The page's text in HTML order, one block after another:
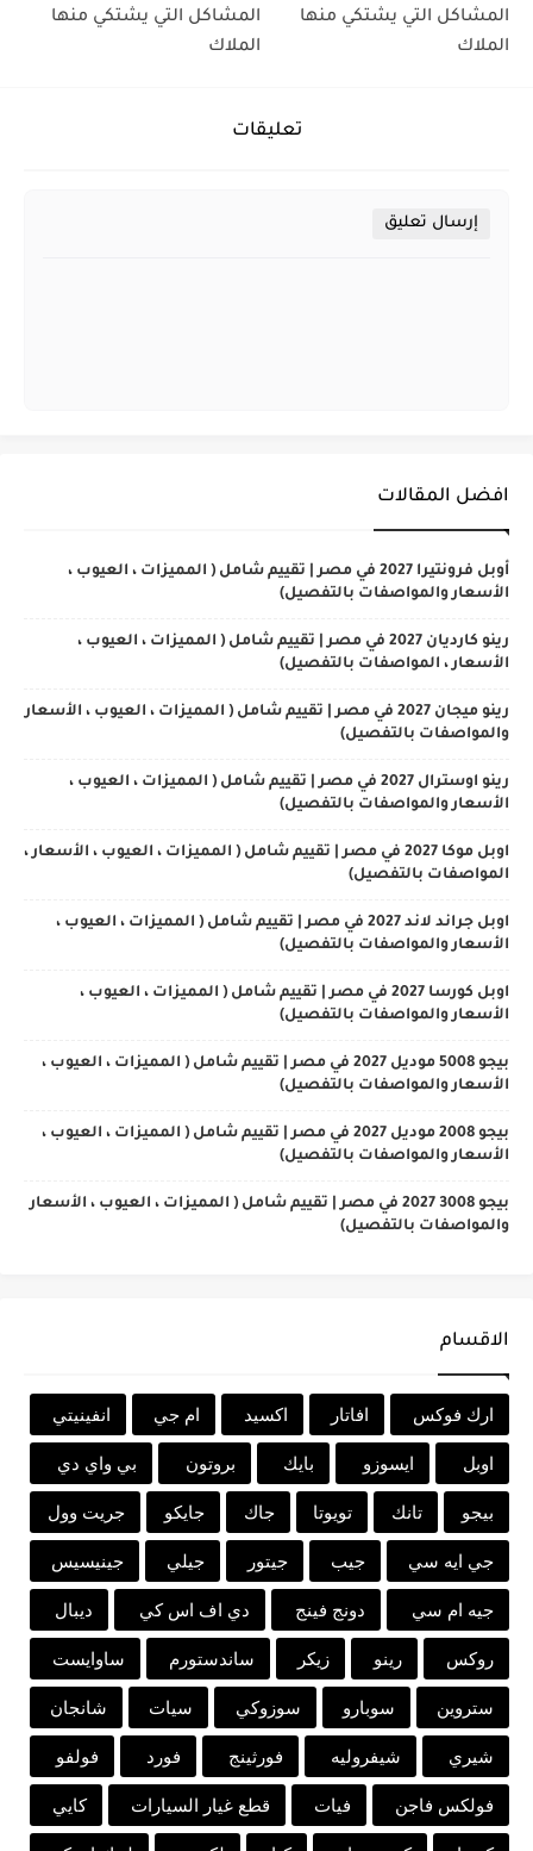
المشاكل التي يشتكي منها
الملاك
المشاكل التي يشتكي منها
الملاك
تعليقات
إرسال تعليق
افضل المقالات
أوبل فرونتيرا 2027 في مصر | تقييم شامل ( المميزات ، العيوب ،
الأسعار والمواصفات بالتفصيل)
رينو كارديان 2027 في مصر | تقييم شامل ( المميزات ، العيوب ،
الأسعار ، المواصفات بالتفصيل)
رينو ميجان 2027 في مصر | تقييم شامل ( المميزات ، العيوب ، الأسعار
والمواصفات بالتفصيل)
رينو اوسترال 2027 في مصر | تقييم شامل ( المميزات ، العيوب ،
الأسعار والمواصفات بالتفصيل)
اوبل موكا 2027 في مصر | تقييم شامل ( المميزات ، العيوب ، الأسعار ،
المواصفات بالتفصيل)
اوبل جراند لاند 2027 في مصر | تقييم شامل ( المميزات ، العيوب ،
الأسعار والمواصفات بالتفصيل)
اوبل كورسا 2027 في مصر | تقييم شامل ( المميزات ، العيوب ،
الأسعار والمواصفات بالتفصيل)
بيجو 5008 موديل 2027 في مصر | تقييم شامل ( المميزات ، العيوب ،
الأسعار والمواصفات بالتفصيل)
بيجو 2008 موديل 2027 في مصر | تقييم شامل ( المميزات ، العيوب ،
الأسعار والمواصفات بالتفصيل)
بيجو 3008 2027 في مصر | تقييم شامل ( المميزات ، العيوب ، الأسعار
والمواصفات بالتفصيل)
الاقسام
ارك فوكس افاتار اكسيد ام جي انفينيتي
اوبل ايسوزو بايك بروتون بي واي دي
بيجو تانك تويوتا جاك جايكو جريت وول
جي ايه سي جيب جيتور جيلي جينيسيس
جيه ام سي دونج فينج دي اف اس كي ديبال
روكس رينو زيكر ساندستورم ساوايست
ستروين سوبارو سوزوكي سيات شانجان
شيري شيفروليه فورثينج فورد فولفو
فولكس فاجن فيات قطع غيار السيارات كايي